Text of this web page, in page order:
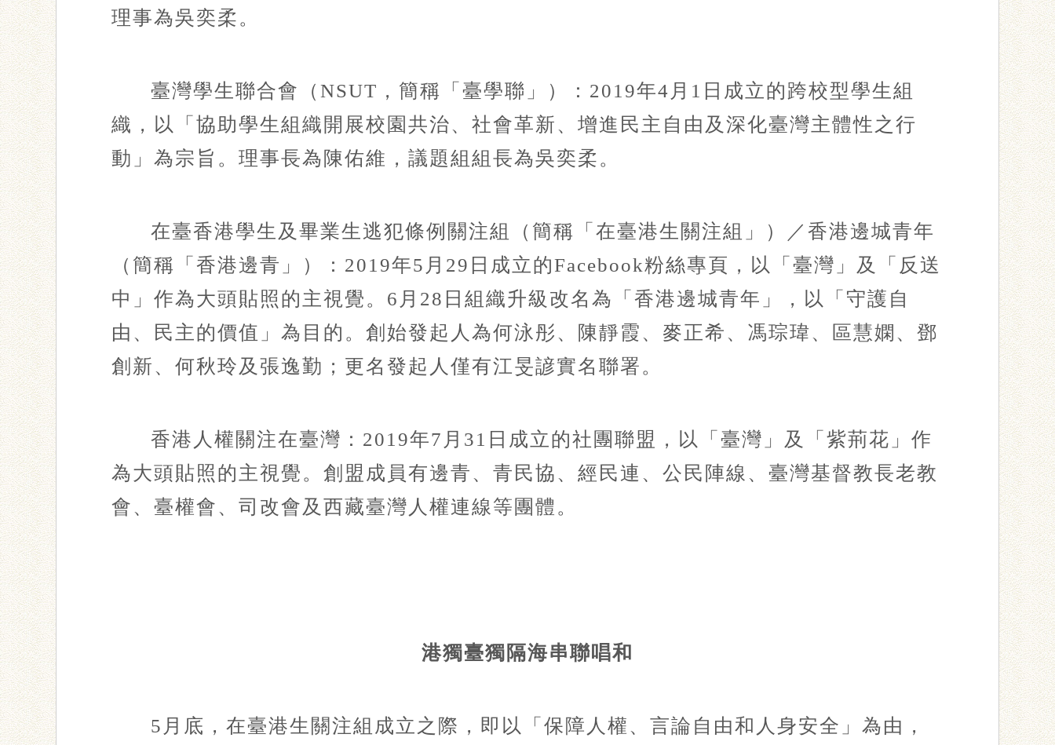
理事為吳奕柔。
臺灣學生聯合會（NSUT，簡稱「臺學聯」）：2019年4月1日成立的跨校型學生組
織，以「協助學生組織開展校園共治、社會革新、增進民主自由及深化臺灣主體性之行
動」為宗旨。理事長為陳佑維，議題組組長為吳奕柔。
在臺香港學生及畢業生逃犯條例關注組（簡稱「在臺港生關注組」）／香港邊城青年
（簡稱「香港邊青」）：2019年5月29日成立的Facebook粉絲專頁，以「臺灣」及「反送
中」作為大頭貼照的主視覺。6月28日組織升級改名為「香港邊城青年」，以「守護自
由、民主的價值」為目的。創始發起人為何泳彤、陳靜霞、麥正希、馮琮瑋、區慧嫻、鄧
創新、何秋玲及張逸勤；更名發起人僅有江旻諺實名聯署。
香港人權關注在臺灣：2019年7月31日成立的社團聯盟，以「臺灣」及「紫荊花」作
為大頭貼照的主視覺。創盟成員有邊青、青民協、經民連、公民陣線、臺灣基督教長老教
會、臺權會、司改會及西藏臺灣人權連線等團體。
港獨臺獨隔海串聯唱和
5月底，在臺港生關注組成立之際，即以「保障人權、言論自由和人身安全」為由，